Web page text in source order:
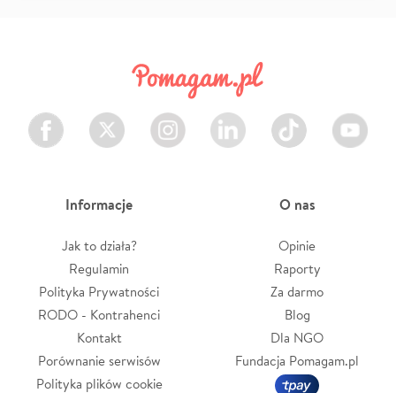
Facebook Twitter Instagram LinkedIn TikTok Youtube
Informacje
Jak to działa?
Regulamin
Polityka Prywatności
RODO - Kontrahenci
Kontakt
Porównanie serwisów
Polityka plików cookie
O nas
Opinie
Raporty
Za darmo
Blog
Dla NGO
Fundacja Pomagam.pl